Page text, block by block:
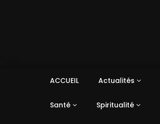
ACCUEIL Actualités
Santé Spiritualité